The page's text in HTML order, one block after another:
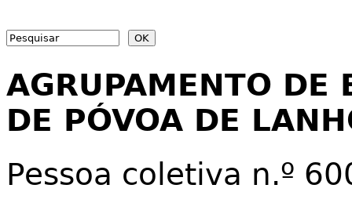
Search form
AGRUPAMENTO DE
DE PÓVOA DE
Pessoa coletiva n.º